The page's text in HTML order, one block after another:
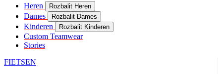
Heren Rozbalit Heren
Dames Rozbalit Dames
Kinderen Rozbalit Kinderen
Custom Teamwear
Stories
FIETSEN